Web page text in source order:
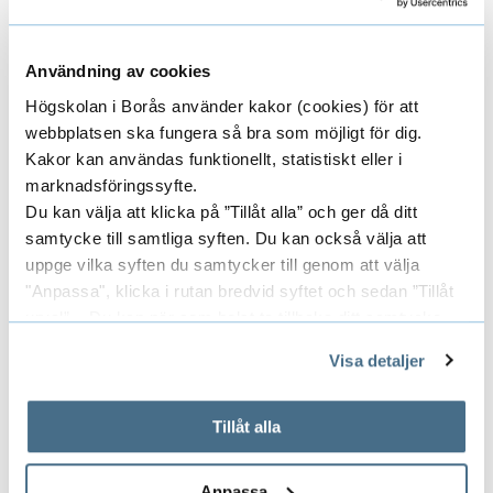
Användning av cookies
Högskolan i Borås använder kakor (cookies) för att
webbplatsen ska fungera så bra som möjligt för dig.
Kakor kan användas funktionellt, statistiskt eller i
marknadsföringssyfte.
Du kan välja att klicka på ”Tillåt alla” och ger då ditt
samtycke till samtliga syften. Du kan också välja att
uppge vilka syften du samtycker till genom att välja
"Anpassa", klicka i rutan bredvid syftet och sedan ”Tillåt
urval”. Du kan när som helst ta tillbaka ditt samtycke
På fliken "Information" kan du läsa om hur kakorna
används och hur vi och våra leverantörer inhämtar och
behandlar personuppgifter.
Visa detaljer
Tillåt alla
r
m
a
t
i
o
n
f
r
a
K
r
s
i
n
f
o
r
o
Anmälningskod:
Typ:
Period:1 februari — 28 mars
Förbättringskunskap 1
B1VF01 - Kursplan och litteraturlista
(pdf)
K
u
n
Anmälningskod:E5462
Typ:
29 mars — 6 juni
Hösten 2026